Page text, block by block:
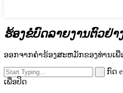
ຮ້ອງຂໍບົດລາຍງານຕົວຢ່າ
ອອກຈາກຄໍາຮ້ອງສະຫມັກຂອງທ່ານເພື່
ກົດ
ເພື່ອປິດ